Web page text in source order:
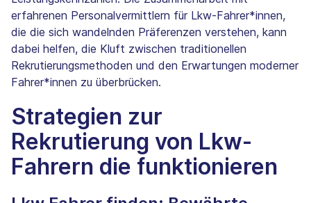
erfahrenen Personalvermittlern für Lkw-Fahrer*innen,
die die sich wandelnden Präferenzen verstehen, kann
dabei helfen, die Kluft zwischen traditionellen
Rekrutierungsmethoden und den Erwartungen moderner
Fahrer*innen zu überbrücken.
Strategien zur
Rekrutierung von Lkw-
Fahrern die funktionieren